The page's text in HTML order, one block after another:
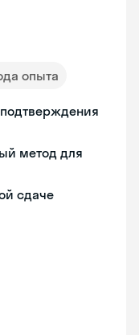
опыта
подтверждения
метод для
сдаче